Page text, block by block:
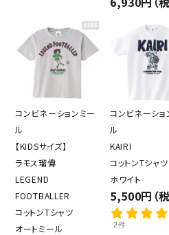
コンビネーションミー
ル
【KIDSサイズ】
ラモス瑠偉
LEGEND
FOOTBALLER
コットンTシャツ
オートミール
コンビネーショ
ル
KAIRI
コットンTシャツ
ホワイト
5,500円（税
2件